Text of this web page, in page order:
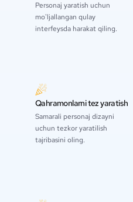
Personaj yaratish uchun
mo'ljallangan qulay
interfeysda harakat qiling.
Qahramonlarni tez yaratish
Samarali personaj dizayni
uchun tezkor yaratilish
tajribasini oling.